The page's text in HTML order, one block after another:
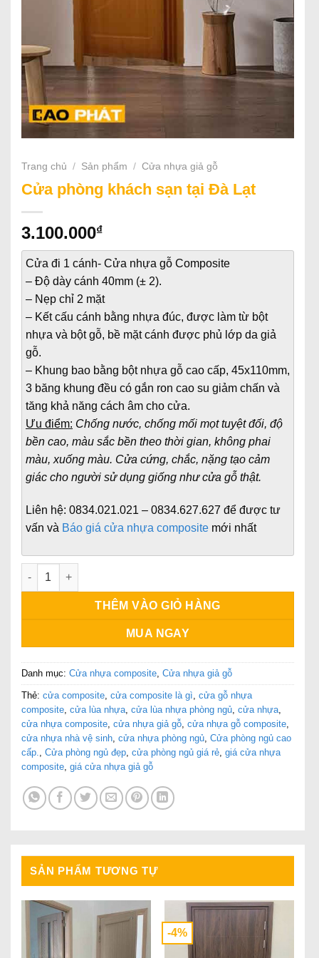
Trang chủ / Sản phẩm / Cửa nhựa giả gỗ
Cửa phòng khách sạn tại Đà Lạt
3.100.000₫
Cửa đi 1 cánh- Cửa nhựa gỗ Composite
– Độ dày cánh 40mm (± 2).
– Nẹp chỉ 2 mặt
– Kết cấu cánh bằng nhựa đúc, được làm từ bột
nhựa và bột gỗ, bề mặt cánh được phủ lớp da giả
gỗ.
– Khung bao bằng bột nhựa gỗ cao cấp, 45x110mm,
3 băng khung đều có gắn ron cao su giảm chấn và
tăng khả năng cách âm cho cửa.
Ưu điểm: Chống nước, chống mối mọt tuyệt đối, độ
bền cao, màu sắc bền theo thời gian, không phai
màu, xuống màu. Cửa cứng, chắc, nặng tạo cảm
giác cho người sử dụng giống như cửa gỗ thật.
Liên hệ: 0834.021.021 – 0834.627.627 để được tư
vấn và Báo giá cửa nhựa composite mới nhất
Cửa phòng khách sạn tại Đà Lạt số lượng
THÊM VÀO GIỎ HÀNG
MUA NGAY
Danh mục: Cửa nhựa composite Cửa nhựa giả gỗ
Thẻ: cửa composite cửa composite là gì cửa gỗ nhựa
composite cửa lùa nhựa cửa lùa nhựa phòng ngủ cửa nhựa
cửa nhựa composite cửa nhựa giả gỗ cửa nhựa gỗ composite
cửa nhựa nhà vệ sinh cửa nhựa phòng ngủ Cửa phòng ngủ cao
cấp.
Cửa phòng ngủ đẹp cửa phòng ngủ giá rẻ giá cửa nhựa
composite giá cửa nhựa giả gỗ
SẢN PHẨM TƯƠNG TỰ
-4%